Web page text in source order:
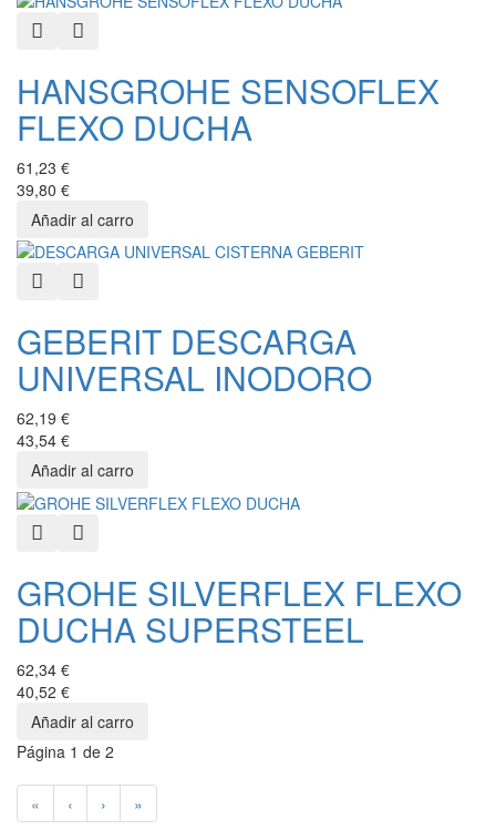
Quick View
HANSGROHE SENSOFLEX
FLEXO DUCHA
61,23 €
39,80 €
Quick View
GEBERIT DESCARGA
UNIVERSAL INODORO
62,19 €
43,54 €
Quick View
GROHE SILVERFLEX FLEXO
DUCHA SUPERSTEEL
62,34 €
40,52 €
Página 1 de 2
« ‹ › »